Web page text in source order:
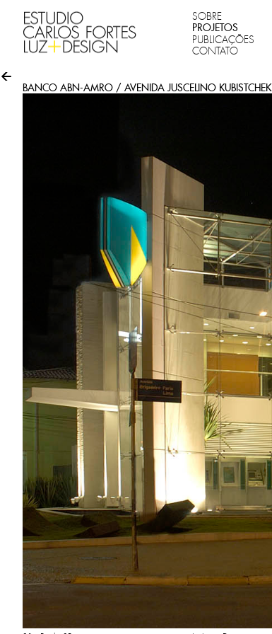
SOBRE
PROJETOS
PUBLICAÇÕES
CONTATO
BANCO ABN-AMRO / AVENIDA JUSCELINO KUBISTCHEK